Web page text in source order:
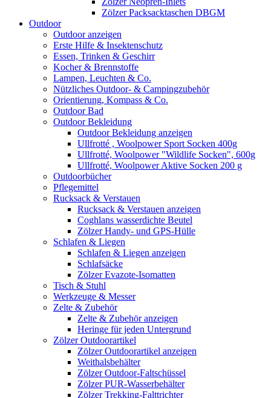
Zölzer Packsacktaschen DBGM
Outdoor
Outdoor anzeigen
Erste Hilfe & Insektenschutz
Essen, Trinken & Geschirr
Kocher & Brennstoffe
Lampen, Leuchten & Co.
Nützliches Outdoor- & Campingzubehör
Orientierung, Kompass & Co.
Outdoor Bad
Outdoor Bekleidung
Outdoor Bekleidung anzeigen
Ullfrotté , Woolpower Sport Socken 400g
Ullfrotté, Woolpower "Wildlife Socken", 600g
Ullfrotté, Woolpower Aktive Socken 200 g
Outdoorbücher
Pflegemittel
Rucksack & Verstauen
Rucksack & Verstauen anzeigen
Coghlans wasserdichte Beutel
Zölzer Handy- und GPS-Hülle
Schlafen & Liegen
Schlafen & Liegen anzeigen
Schlafsäcke
Zölzer Evazote-Isomatten
Tisch & Stuhl
Werkzeuge & Messer
Zelte & Zubehör
Zelte & Zubehör anzeigen
Heringe für jeden Untergrund
Zölzer Outdoorartikel
Zölzer Outdoorartikel anzeigen
Weithalsbehälter
Zölzer Outdoor-Faltschüssel
Zölzer PUR-Wasserbehälter
Zölzer Trekking-Falttrichter